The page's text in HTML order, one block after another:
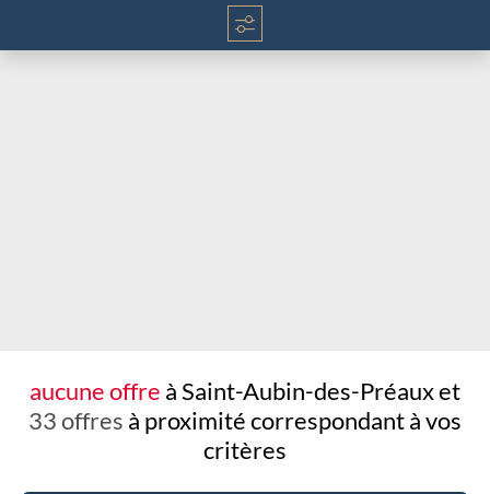
aucune offre à Saint-Aubin-des-Préaux et
33 offres à proximitécorrespondant à vos
critères